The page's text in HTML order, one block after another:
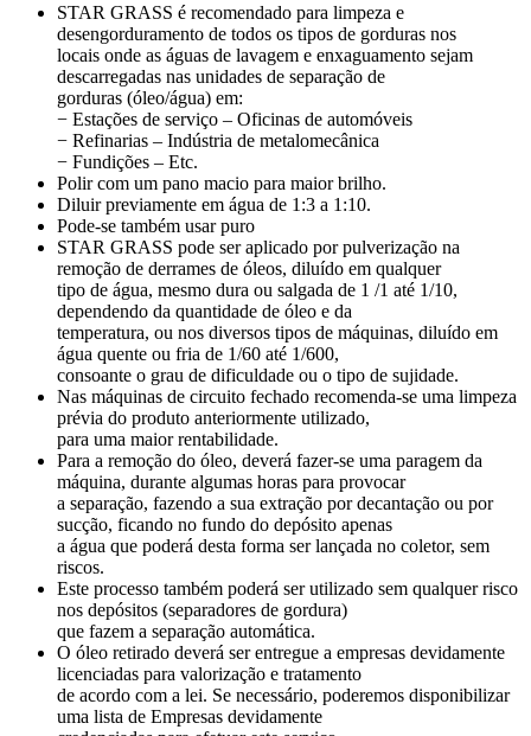
STAR GRASS é recomendado para limpeza e
desengorduramento de todos os tipos de gorduras nos
locais onde as águas de lavagem e enxaguamento sejam
descarregadas nas unidades de separação de
gorduras (óleo/água) em:
− Estações de serviço – Oficinas de automóveis
− Refinarias – Indústria de metalomecânica
− Fundições – Etc.
Polir com um pano macio para maior brilho.
Diluir previamente em água de 1:3 a 1:10.
Pode-se também usar puro
STAR GRASS pode ser aplicado por pulverização na
remoção de derrames de óleos, diluído em qualquer
tipo de água, mesmo dura ou salgada de 1 /1 até 1/10,
dependendo da quantidade de óleo e da
temperatura, ou nos diversos tipos de máquinas, diluído em
água quente ou fria de 1/60 até 1/600,
consoante o grau de dificuldade ou o tipo de sujidade.
Nas máquinas de circuito fechado recomenda-se uma limpeza
prévia do produto anteriormente utilizado,
para uma maior rentabilidade.
Para a remoção do óleo, deverá fazer-se uma paragem da
máquina, durante algumas horas para provocar
a separação, fazendo a sua extração por decantação ou por
sucção, ficando no fundo do depósito apenas
a água que poderá desta forma ser lançada no coletor, sem
riscos.
Este processo também poderá ser utilizado sem qualquer risco
nos depósitos (separadores de gordura)
que fazem a separação automática.
O óleo retirado deverá ser entregue a empresas devidamente
licenciadas para valorização e tratamento
de acordo com a lei. Se necessário, poderemos disponibilizar
uma lista de Empresas devidamente